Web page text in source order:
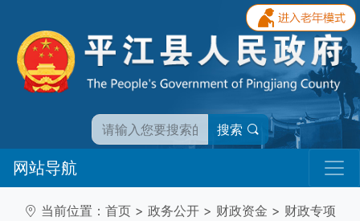
搜索
网站导航
当前位置： 首页 > 政务公开 > 财政资金 > 财政专项